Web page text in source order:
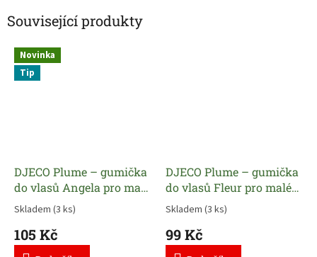
Související produkty
Novinka
Tip
DJECO Plume – gumička
do vlasů Angela pro malé
slečmy
Skladem (3 ks)
105 Kč
DJECO Plume – gumička
do vlasů Fleur pro malé
slečmy
Skladem (3 ks)
99 Kč